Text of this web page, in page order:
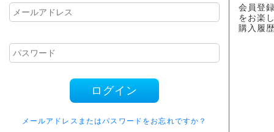
会員登
をお楽
購入履
ログイン
メールアドレスまたはパスワードをお忘れですか？